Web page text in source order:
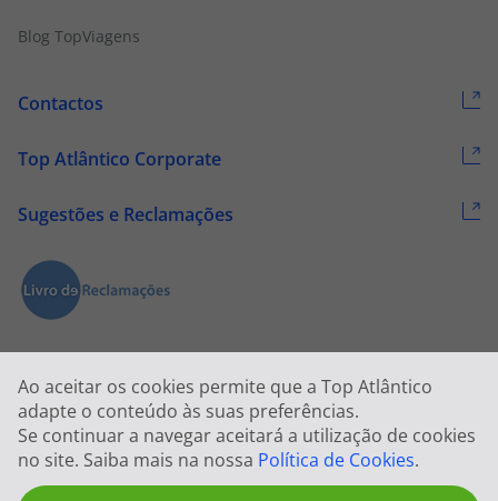
Ao aceitar os cookies permite que a Top Atlântico
adapte o conteúdo às suas preferências.
Se continuar a navegar aceitará a utilização de cookies
no site. Saiba mais na nossa Política de Cookies.
Blog TopViagens
Contactos
Top Atlântico Corporate
Sugestões e Reclamações
2026 © Todos os direitos reservados:Top Atlântico, Viagens e Turismo